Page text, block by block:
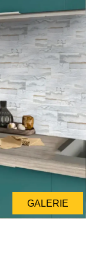
GALERIE